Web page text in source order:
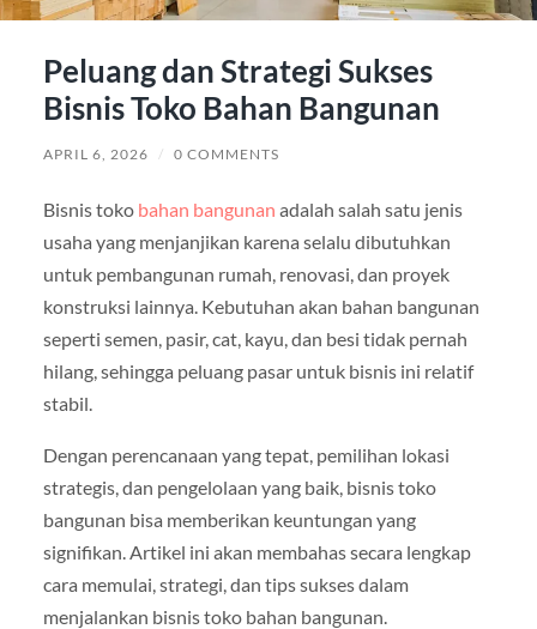
Peluang dan Strategi Sukses
Bisnis Toko Bahan Bangunan
APRIL 6, 2026 / 0 COMMENTS
Bisnis toko bahan bangunan adalah salah satu jenis
usaha yang menjanjikan karena selalu dibutuhkan
untuk pembangunan rumah, renovasi, dan proyek
konstruksi lainnya. Kebutuhan akan bahan bangunan
seperti semen, pasir, cat, kayu, dan besi tidak pernah
hilang, sehingga peluang pasar untuk bisnis ini relatif
stabil.
Dengan perencanaan yang tepat, pemilihan lokasi
strategis, dan pengelolaan yang baik, bisnis toko
bangunan bisa memberikan keuntungan yang
signifikan. Artikel ini akan membahas secara lengkap
cara memulai, strategi, dan tips sukses dalam
menjalankan bisnis toko bahan bangunan.